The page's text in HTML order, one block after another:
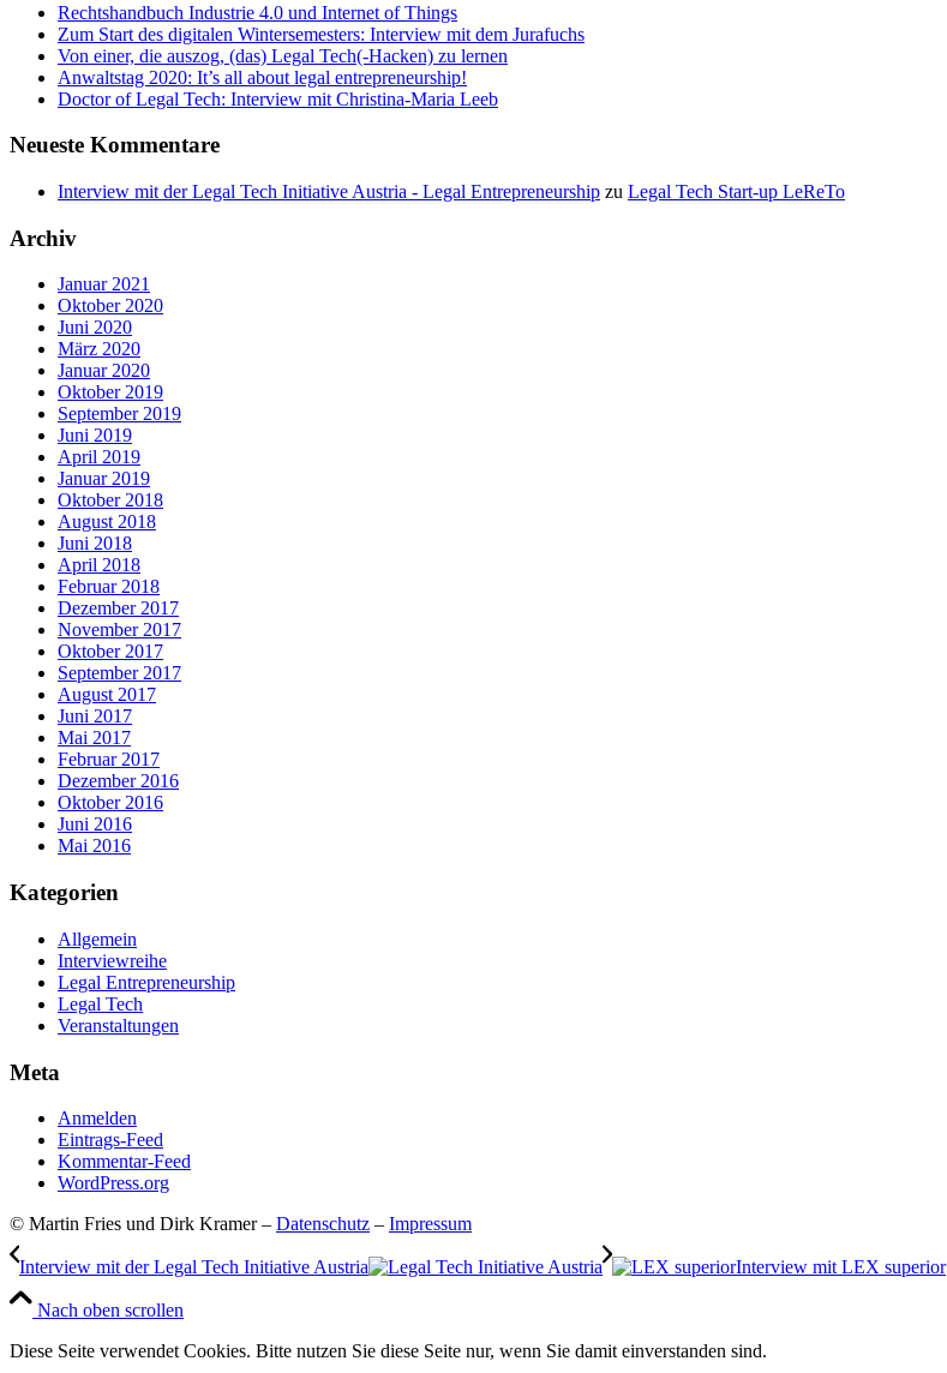
Rechtshandbuch Industrie 4.0 und Internet of Things
Zum Start des digitalen Wintersemesters: Interview mit dem Jurafuchs
Von einer, die auszog, (das) Legal Tech(-Hacken) zu lernen
Anwaltstag 2020: It’s all about legal entrepreneurship!
Doctor of Legal Tech: Interview mit Christina-Maria Leeb
Neueste Kommentare
Interview mit der Legal Tech Initiative Austria - Legal Entrepreneurship zu Legal Tech Start-up LeReTo
Archiv
Januar 2021
Oktober 2020
Juni 2020
März 2020
Januar 2020
Oktober 2019
September 2019
Juni 2019
April 2019
Januar 2019
Oktober 2018
August 2018
Juni 2018
April 2018
Februar 2018
Dezember 2017
November 2017
Oktober 2017
September 2017
August 2017
Juni 2017
Mai 2017
Februar 2017
Dezember 2016
Oktober 2016
Juni 2016
Mai 2016
Kategorien
Allgemein
Interviewreihe
Legal Entrepreneurship
Legal Tech
Veranstaltungen
Meta
Anmelden
Eintrags-Feed
Kommentar-Feed
WordPress.org
© Martin Fries und Dirk Kramer – Datenschutz – Impressum
Interview mit der Legal Tech Initiative Austria Interview mit LEX superior
Nach oben scrollen
Diese Seite verwendet Cookies. Bitte nutzen Sie diese Seite nur, wenn Sie damit einverstanden sind.